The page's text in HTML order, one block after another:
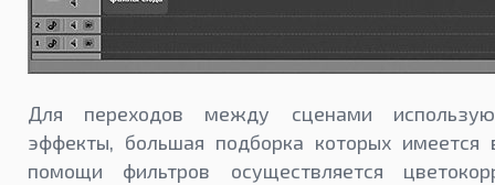
Для переходов между сценами
эффекты, большая подборка которых
помощи фильтров осуществляется